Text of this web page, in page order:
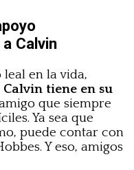
Calvin
en la vida,
Calvin tiene en su
que siempre
Ya sea que
puede contar con
Y eso, amigos